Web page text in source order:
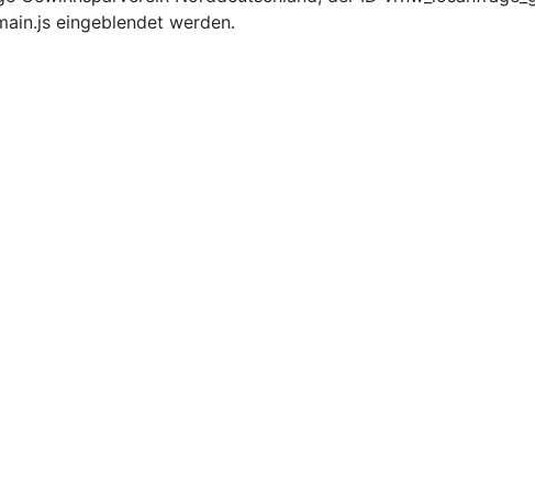
eingeblendet werden.